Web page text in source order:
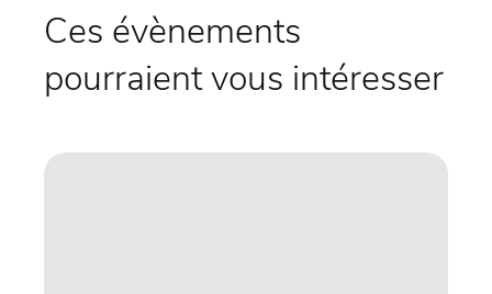
Ces évènements
pourraient vous intéresser